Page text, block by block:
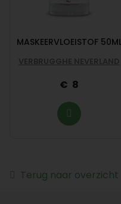
MASKEERVLOEISTOF
VERBRUGGHE NEVERLAND
8
Terug naar overzicht